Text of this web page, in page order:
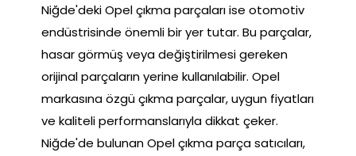
Niğde'deki Opel çıkma parçaları ise otomotiv
endüstrisinde önemli bir yer tutar. Bu parçalar,
hasar görmüş veya değiştirilmesi gereken
orijinal parçaların yerine kullanılabilir. Opel
markasına özgü çıkma parçalar, uygun fiyatları
ve kaliteli performanslarıyla dikkat çeker.
Niğde'de bulunan Opel çıkma parça satıcıları,